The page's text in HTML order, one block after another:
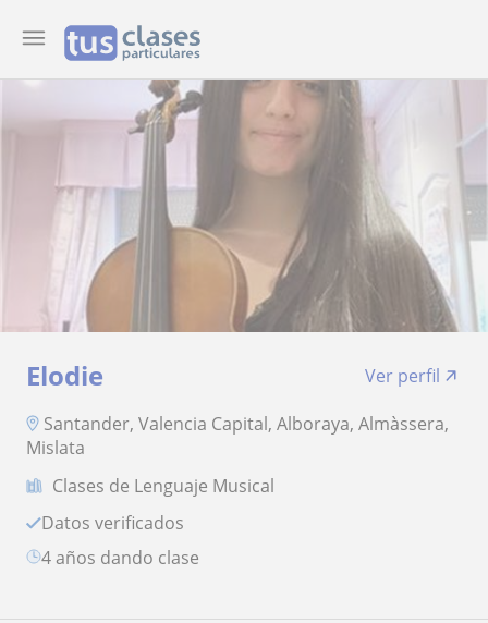
Elodie
Ver perfil
Santander, Valencia Capital, Alboraya, Almàssera,
Mislata
Clases de Lenguaje Musical
Datos verificados
4 años dando clase